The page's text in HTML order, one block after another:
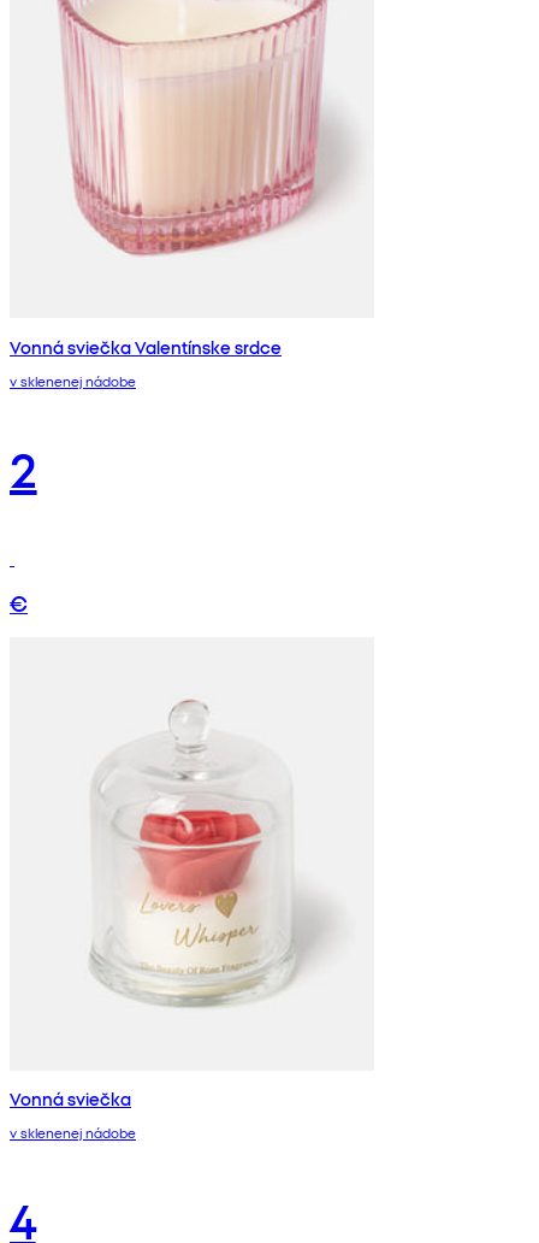
Vonná sviečka Valentínske srdce
v sklenenej nádobe
2
€
Vonná sviečka
v sklenenej nádobe
4